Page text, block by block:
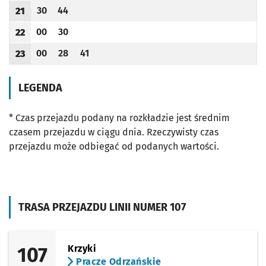
TRASA PRZEJAZDU LINII NUMER 107
107
Krzyki
Pracze Odrzańskie
Godzina odjazdu
21
Odjazd
30
minut po godzinie 21
Odjazd
44
minut po godzinie 21
Godzina odjazdu
22
Odjazd
00
minut po godzinie 22
Odjazd
30
minut po godzinie 22
Godzina odjazdu
23
Odjazd
00
minut po godzinie 23
Odjazd
28
minut po godzinie 23
Odjazd
41
minut po godzinie 23
LEGENDA
* Czas przejazdu podany na rozkładzie jest średnim
czasem przejazdu w ciągu dnia. Rzeczywisty czas
przejazdu może odbiegać od podanych wartości.